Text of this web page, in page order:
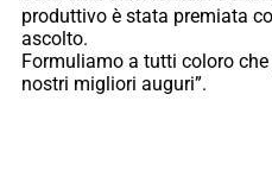
produttivo è stata premiata
ascolto.
Formuliamo a tutti coloro
nostri migliori auguri”.